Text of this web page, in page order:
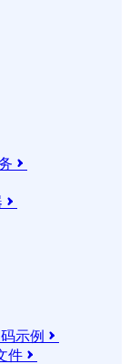


示例 
件 